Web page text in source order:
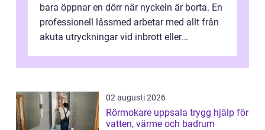
bara öppnar en dörr när nyckeln är borta. En
professionell låssmed arbetar med allt från
akuta utryckningar vid inbrott eller
02 augusti 2026
Rörmokare uppsala trygg hjälp för
vatten, värme och badrum